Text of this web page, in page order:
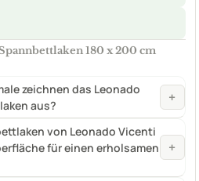
180 x 200 cm
zeichnen das Leonado
aus?
+
von Leonado Vicenti
für einen erholsamen
+